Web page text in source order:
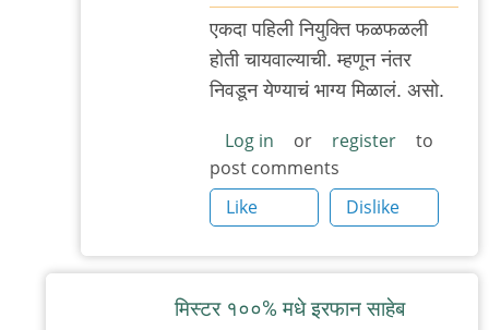
reply
to
नाही,
उदाहरण
बरोबर
आहे,
by
मी
एकदा पहिली नियुक्ति फळफळली
होती चायवाल्याची. म्हणून नंतर
निवडून येण्याचं भाग्य मिळालं. असो.
Log in or register
to
post comments
Like
Dislike
मिस्टर १००% मधे इरफान साहेब